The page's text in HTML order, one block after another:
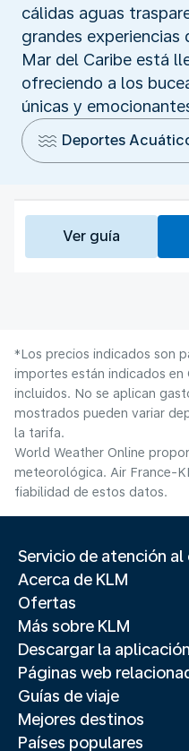
cálidas aguas
grandes
Mar del Caribe está
ofreciendo a los
únicas y
Deportes
Ver guía
*Los precios indicados son
importes están indicados en
incluidos. No se aplican
mostrados pueden variar
la tarifa.
World Weather Online
meteorológica. Air France-
fiabilidad de estos datos.
Servicio de atención
Acerca de KLM
Ofertas
Más sobre KLM
Descargar la aplicación
Páginas web
Guías de viaje
Mejores destinos
Países populares